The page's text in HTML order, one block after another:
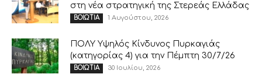
στη νέα στρατηγική της Στερεάς Ελλάδας
ΒΟΙΩΤΙΑ 1 Αυγούστου, 2026
ΠΟΛΥ Υψηλός Κίνδυνος Πυρκαγιάς
(κατηγορίας 4) για την Πέμπτη 30/7/26
ΒΟΙΩΤΙΑ 30 Ιουλίου, 2026